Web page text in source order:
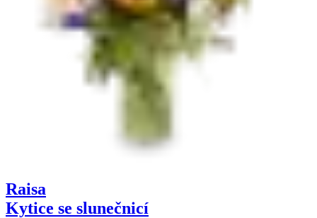
Raisa
Kytice se slunečnicí